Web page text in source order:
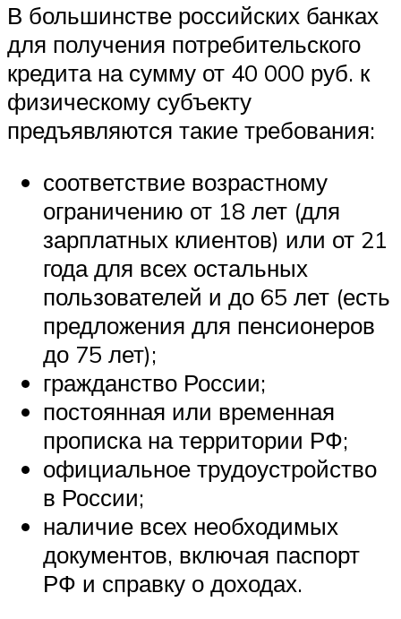
В большинстве российских банках
для получения потребительского
кредита на сумму от 40 000 руб. к
физическому субъекту
предъявляются такие требования:
соответствие возрастному
ограничению от 18 лет (для
зарплатных клиентов) или от 21
года для всех остальных
пользователей и до 65 лет (есть
предложения для пенсионеров
до 75 лет);
гражданство России;
постоянная или временная
прописка на территории РФ;
официальное трудоустройство
в России;
наличие всех необходимых
документов, включая паспорт
РФ и справку о доходах.